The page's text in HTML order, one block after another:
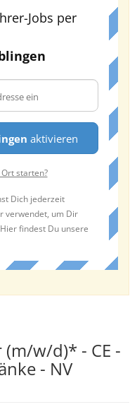
Jobs per
aktivieren
starten?
Dich jederzeit
verwendet, um Dir
findest Du unsere
(m/w/d)* - CE -
- NV